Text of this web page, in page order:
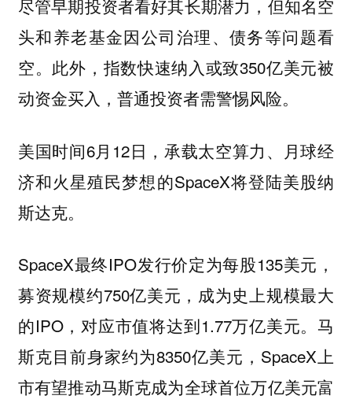
尽管早期投资者看好其长期潜力，但知名空
头和养老基金因公司治理、债务等问题看
空。此外，指数快速纳入或致350亿美元被
动资金买入，普通投资者需警惕风险。
美国时间6月12日，承载太空算力、月球经
济和火星殖民梦想的SpaceX将登陆美股纳
斯达克。
SpaceX最终IPO发行价定为每股135美元，
募资规模约750亿美元，成为史上规模最大
的IPO，对应市值将达到1.77万亿美元。马
斯克目前身家约为8350亿美元，SpaceX上
市有望推动马斯克成为全球首位万亿美元富